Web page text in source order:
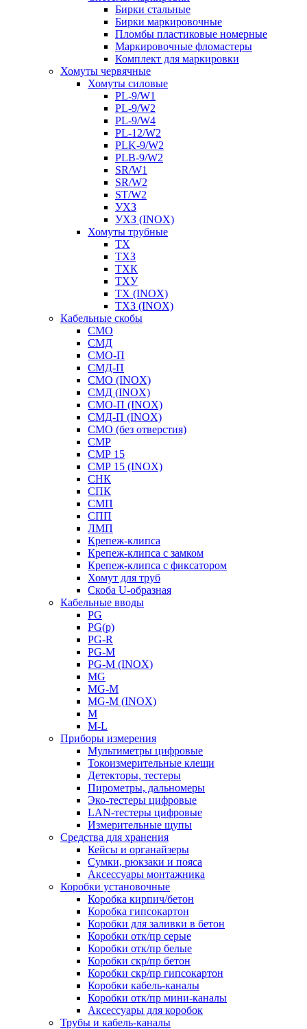
Бирки стальные
Бирки маркировочные
Пломбы пластиковые номерные
Маркировочные фломастеры
Комплект для маркировки
Хомуты червячные
Хомуты силовые
PL-9/W1
PL-9/W2
PL-9/W4
PL-12/W2
PLK-9/W2
PLB-9/W2
SR/W1
SR/W2
ST/W2
УХЗ
УХЗ (INOX)
Хомуты трубные
ТХ
ТХЗ
ТХК
ТХУ
ТХ (INOX)
ТХЗ (INOX)
Кабельные скобы
СМО
СМД
СМО-П
СМД-П
СМО (INOX)
СМД (INOX)
СМО-П (INOX)
СМД-П (INOX)
СМО (без отверстия)
СМР
СМР 15
СМР 15 (INOX)
СНК
СПК
СМП
СПП
ЛМП
Крепеж-клипса
Крепеж-клипса с замком
Крепеж-клипса с фиксатором
Хомут для труб
Скоба U-образная
Кабельные вводы
PG
PG(p)
PG-R
PG-M
PG-M (INOX)
MG
MG-M
MG-M (INOX)
M
M-L
Приборы измерения
Мультиметры цифровые
Токоизмерительные клещи
Детекторы, тестеры
Пирометры, дальномеры
Эко-тестеры цифровые
LAN-тестеры цифровые
Измерительные щупы
Средства для хранения
Кейсы и органайзеры
Сумки, рюкзаки и пояса
Аксессуары монтажника
Коробки установочные
Коробка кирпич/бетон
Коробка гипсокартон
Коробки для заливки в бетон
Коробки отк/пр серые
Коробки отк/пр белые
Коробки скр/пр бетон
Коробки скр/пр гипсокартон
Коробки кабель-каналы
Коробки отк/пр мини-каналы
Аксессуары для коробок
Трубы и кабель-каналы